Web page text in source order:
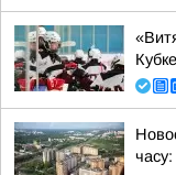
часу: